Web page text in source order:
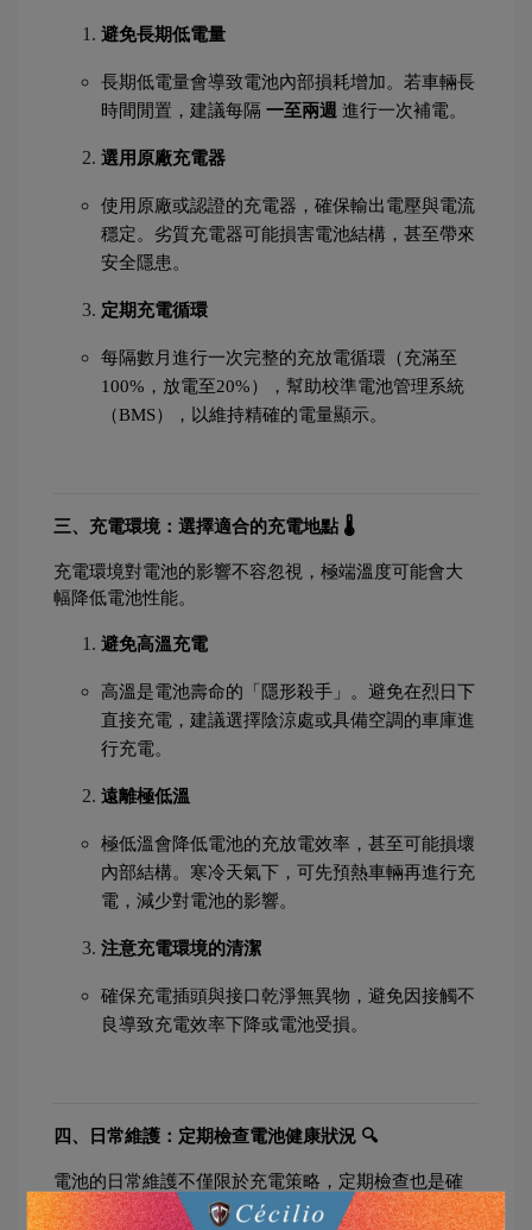
避免長期低電量
長期低電量會導致電池內部損耗增加。若車輛長
時間閒置，建議每隔 一至兩週 進行一次補電。
選用原廠充電器
使用原廠或認證的充電器，確保輸出電壓與電流
穩定。劣質充電器可能損害電池結構，甚至帶來
安全隱患。
定期充電循環
每隔數月進行一次完整的充放電循環（充滿至
100%，放電至20%），幫助校準電池管理系統
（BMS），以維持精確的電量顯示。
三、充電環境：選擇適合的充電地點 🌡️
充電環境對電池的影響不容忽視，極端溫度可能會大
幅降低電池性能。
避免高溫充電
高溫是電池壽命的「隱形殺手」。避免在烈日下
直接充電，建議選擇陰涼處或具備空調的車庫進
行充電。
遠離極低溫
極低溫會降低電池的充放電效率，甚至可能損壞
內部結構。寒冷天氣下，可先預熱車輛再進行充
電，減少對電池的影響。
注意充電環境的清潔
確保充電插頭與接口乾淨無異物，避免因接觸不
良導致充電效率下降或電池受損。
四、日常維護：定期檢查電池健康狀況 🔍
電池的日常維護不僅限於充電策略，定期檢查也是確
保電池長壽的必要手段。